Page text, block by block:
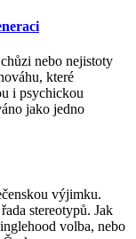
nebo nejistoty
které
i psychickou
jako jedno
výjimku.
stereotypů. Jak
volba, nebo